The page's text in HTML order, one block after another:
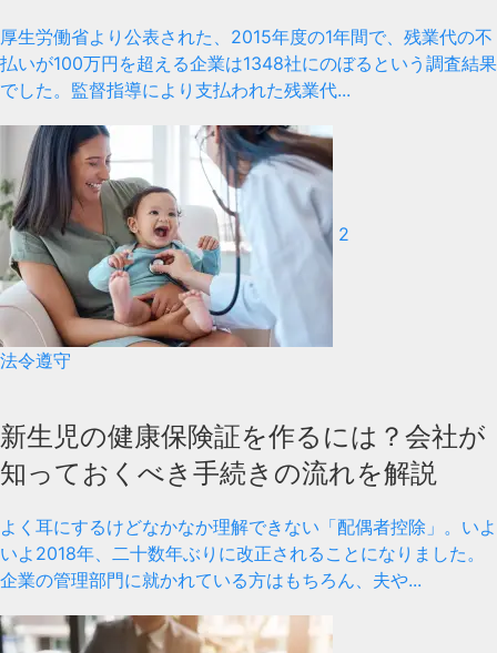
厚生労働省より公表された、2015年度の1年間で、残業代の不
払いが100万円を超える企業は1348社にのぼるという調査結果
でした。監督指導により支払われた残業代...
2
法令遵守
新生児の健康保険証を作るには？会社が
知っておくべき手続きの流れを解説
よく耳にするけどなかなか理解できない「配偶者控除」。いよ
いよ2018年、二十数年ぶりに改正されることになりました。
企業の管理部門に就かれている方はもちろん、夫や...